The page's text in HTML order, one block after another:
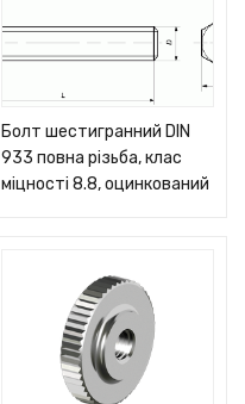
Болт шестигранний DIN
933 повна різьба, клас
міцності 8.8, оцинкований